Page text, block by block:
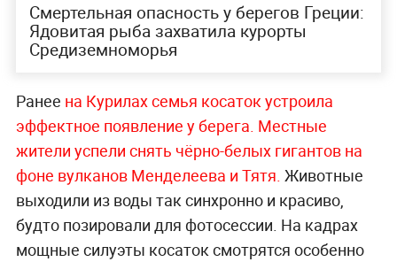
Смертельная опасность у берегов Греции:
Ядовитая рыба захватила курорты
Средиземноморья
Ранее на Курилах семья косаток устроила
эффектное появление у берега. Местные
жители успели снять чёрно-белых гигантов на
фоне вулканов Менделеева и Тятя. Животные
выходили из воды так синхронно и красиво,
будто позировали для фотосессии. На кадрах
мощные силуэты косаток смотрятся особенно